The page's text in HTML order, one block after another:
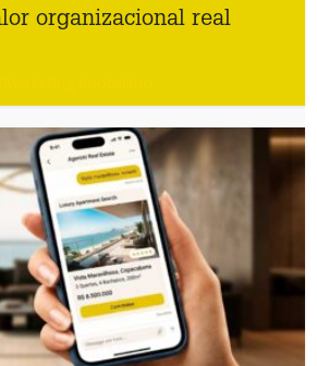
organizacional real